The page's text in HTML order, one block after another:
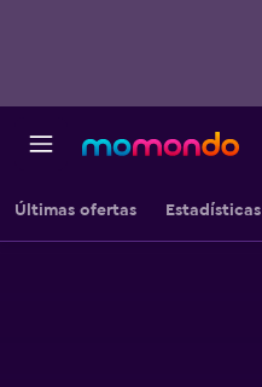
Últimas ofertas Estadísticas